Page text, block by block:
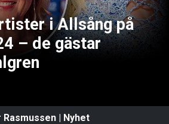
i Allsång på
– de gästar
Rasmussen | Nyhet